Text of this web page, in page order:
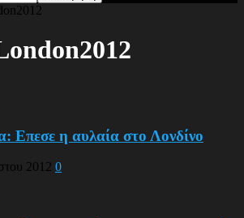
Επεσε η αυλαία στο Λονδίνο
2012 0